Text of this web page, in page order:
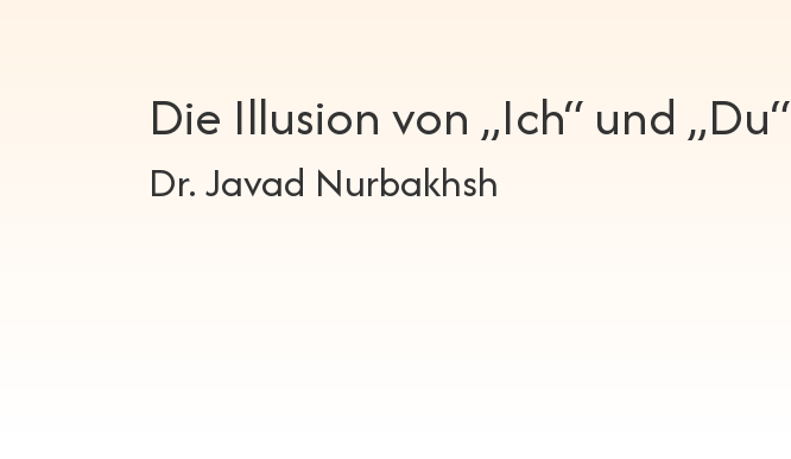
Die Illusion von „Ich“ und „Du“
Dr. Javad Nurbakhsh